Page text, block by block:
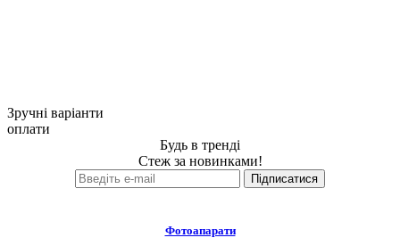
Зручні варіанти
оплати
Будь в тренді
Стеж за новинками!
Фотоапарати